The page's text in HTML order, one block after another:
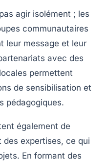
agir isolément ; les
communautaires
leur message et leur
avec des
permettent
de sensibilisation et
pédagogiques.
également de
des expertises, ce qui
En formant des